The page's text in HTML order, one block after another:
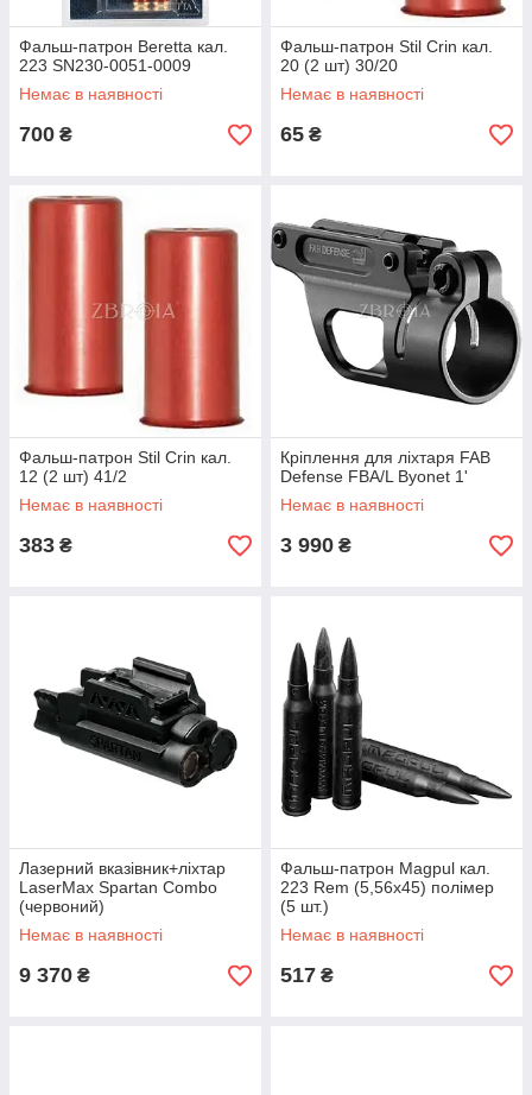
Фальш-патрон Beretta кал.
223 SN230-0051-0009
Немає в наявності
700 ₴
Фальш-патрон Stil Сrin кал.
20 (2 шт) 30/20
Немає в наявності
65 ₴
Фальш-патрон Stil Crin кал.
12 (2 шт) 41/2
Немає в наявності
383 ₴
Кріплення для ліхтаря FAB
Defense FBA/L Byonet 1'
Немає в наявності
3 990 ₴
Лазерний вказівник+ліхтар
LaserMax Spartan Combo
(червоний)
Немає в наявності
9 370 ₴
Фальш-патрон Magpul кал.
223 Rem (5,56x45) полімер
(5 шт.)
Немає в наявності
517 ₴